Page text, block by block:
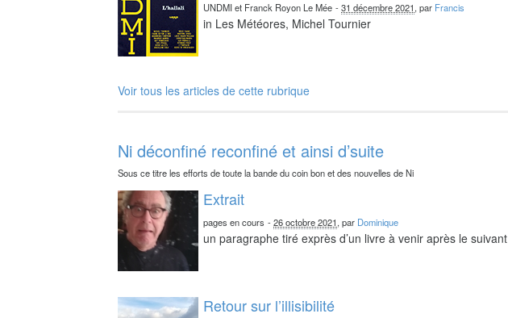
UNDMI et Franck Royon Le Mée -31 décembre 2021, par Francis
in Les Météores, Michel Tournier
Voir tous les articles de cette rubrique
Ni déconfiné reconfiné et ainsi d’suite
Sous ce titre les efforts de toute la bande du coin bon et des nouvelles de Ni
Extrait
pages en cours -26 octobre 2021, par Dominique
un paragraphe tiré exprès d’un livre à venir après le suivant
Retour sur l’illisibilité